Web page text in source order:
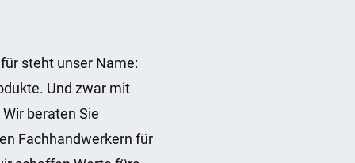
steht unser Name:
Und zwar mit
beraten Sie
Fachhandwerkern für